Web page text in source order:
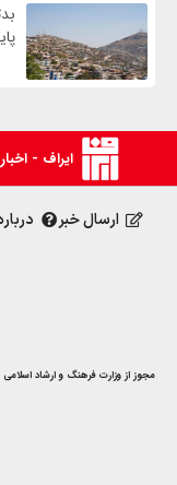
ایراف -
ارسال خبر
مجوز از وزارت فرهنگ و ارشاد اسلامی